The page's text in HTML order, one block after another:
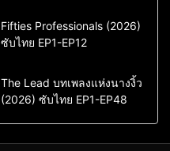
Action & Adventure
Comedy
Drama
ซีรี่ย์เกาหลีซับไทย
Fifties Professionals (2026)
ซับไทย EP1-EP12
Drama
ซีรี่ย์จีน
ซีรี่ย์จีนซับไทย
The Lead บทเพลงแห่งนางงิ้ว
(2026) ซับไทย EP1-EP48